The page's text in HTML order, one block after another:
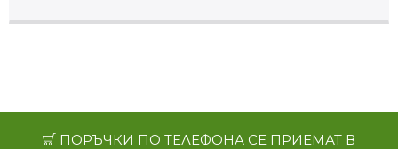
ПОРЪЧКИ ПО ТЕЛЕФОНА СЕ ПРИЕМАТ В